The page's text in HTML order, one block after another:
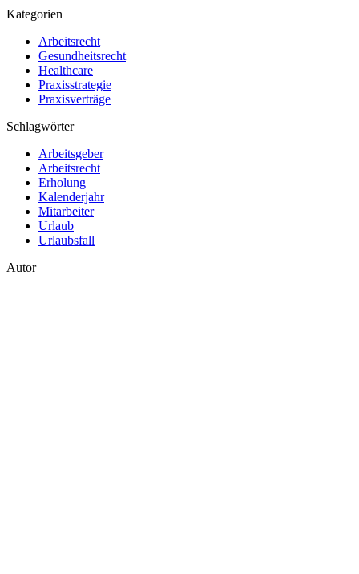
Kategorien
Arbeitsrecht
Gesundheitsrecht
Healthcare
Praxisstrategie
Praxisverträge
Schlagwörter
Arbeitsgeber
Arbeitsrecht
Erholung
Kalenderjahr
Mitarbeiter
Urlaub
Urlaubsfall
Autor